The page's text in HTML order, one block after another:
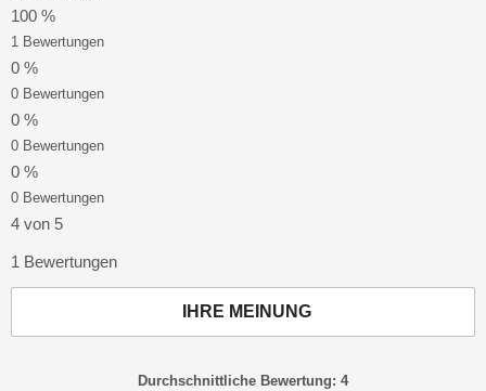
100 %
1 Bewertungen
0 %
0 Bewertungen
0 %
0 Bewertungen
0 %
0 Bewertungen
4 von 5
1 Bewertungen
IHRE MEINUNG
Durchschnittliche Bewertung: 4